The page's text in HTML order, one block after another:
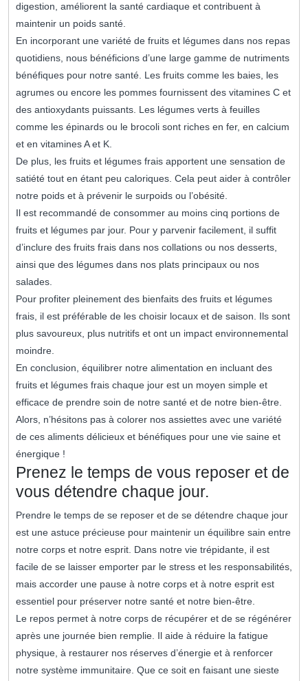
digestion, améliorent la santé cardiaque et contribuent à
maintenir un poids santé.
En incorporant une variété de fruits et légumes dans nos repas
quotidiens, nous bénéficions d’une large gamme de nutriments
bénéfiques pour notre santé. Les fruits comme les baies, les
agrumes ou encore les pommes fournissent des vitamines C et
des antioxydants puissants. Les légumes verts à feuilles
comme les épinards ou le brocoli sont riches en fer, en calcium
et en vitamines A et K.
De plus, les fruits et légumes frais apportent une sensation de
satiété tout en étant peu caloriques. Cela peut aider à contrôler
notre poids et à prévenir le surpoids ou l’obésité.
Il est recommandé de consommer au moins cinq portions de
fruits et légumes par jour. Pour y parvenir facilement, il suffit
d’inclure des fruits frais dans nos collations ou nos desserts,
ainsi que des légumes dans nos plats principaux ou nos
salades.
Pour profiter pleinement des bienfaits des fruits et légumes
frais, il est préférable de les choisir locaux et de saison. Ils sont
plus savoureux, plus nutritifs et ont un impact environnemental
moindre.
En conclusion, équilibrer notre alimentation en incluant des
fruits et légumes frais chaque jour est un moyen simple et
efficace de prendre soin de notre santé et de notre bien-être.
Alors, n’hésitons pas à colorer nos assiettes avec une variété
de ces aliments délicieux et bénéfiques pour une vie saine et
énergique !
Prenez le temps de vous reposer et de
vous détendre chaque jour.
Prendre le temps de se reposer et de se détendre chaque jour
est une astuce précieuse pour maintenir un équilibre sain entre
notre corps et notre esprit. Dans notre vie trépidante, il est
facile de se laisser emporter par le stress et les responsabilités,
mais accorder une pause à notre corps et à notre esprit est
essentiel pour préserver notre santé et notre bien-être.
Le repos permet à notre corps de récupérer et de se régénérer
après une journée bien remplie. Il aide à réduire la fatigue
physique, à restaurer nos réserves d’énergie et à renforcer
notre système immunitaire. Que ce soit en faisant une sieste